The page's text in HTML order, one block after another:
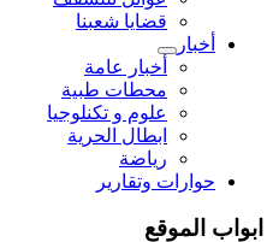
قضايا شعبنا
أخبار
أخبار عامة
محطات طبية
علوم و تکنلوجیا
ابطال الحرية
رياضة
حوارات وتقارير
ابواب الموقع